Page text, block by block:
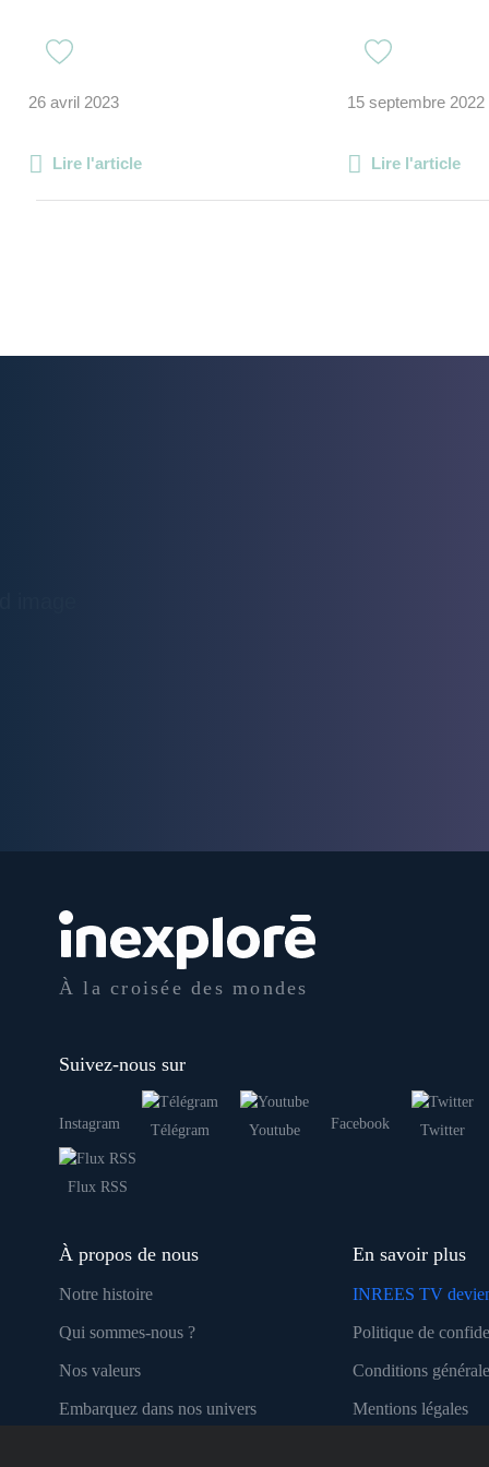
26 avril 2023
Lire l'article
15 septembre 2022
Lire l'article
À la croisée des mondes
Suivez-nous sur
Instagram Télégram Youtube Facebook Twitter
Flux RSS
À propos de nous
Notre histoire
Qui sommes-nous ?
Nos valeurs
Embarquez dans nos univers
En savoir plus
INREES TV
Politique de
Conditions
Mentions légales